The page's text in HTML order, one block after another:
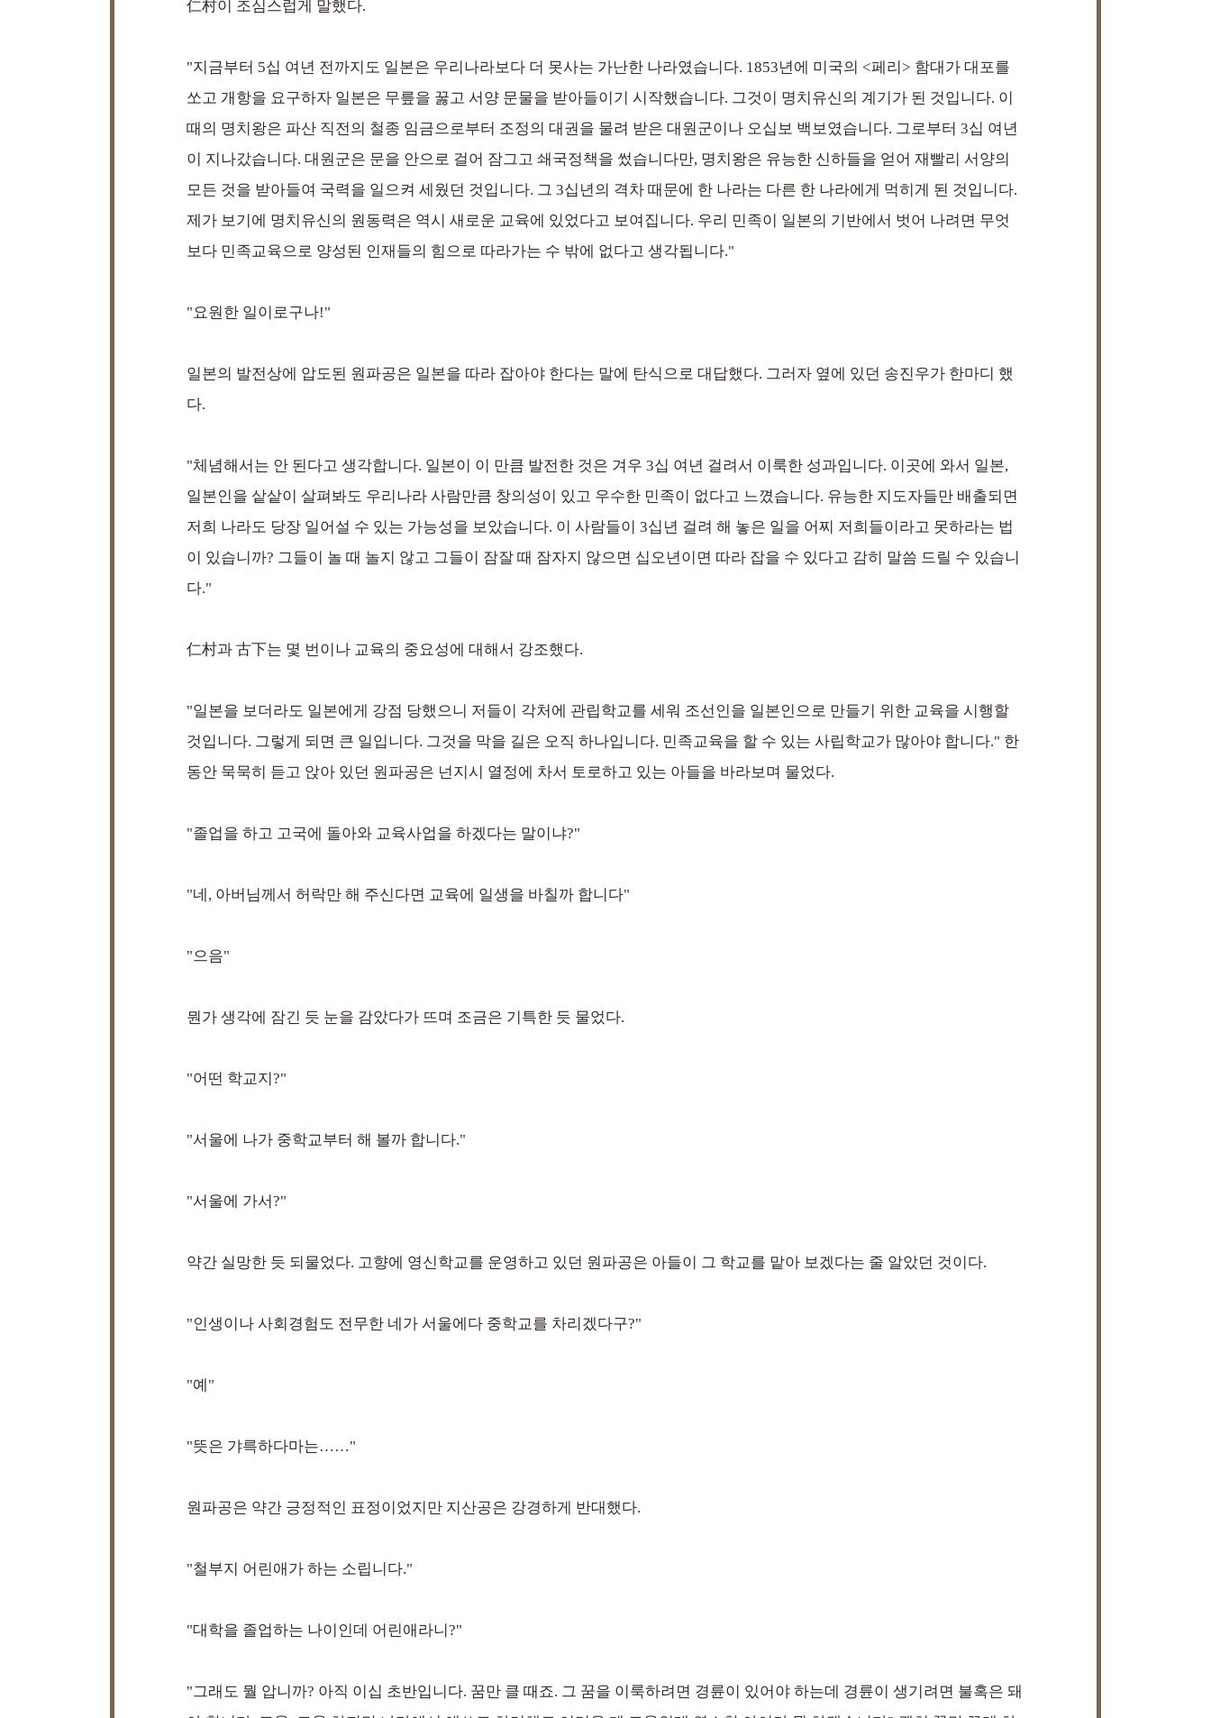
仁村이 조심스럽게 말했다.
"지금부터 5십 여년 전까지도 일본은 우리나라보다 더 못사는 가난한 나라였습니다. 1853년에 미국의 <페리> 함대가 대포를
쏘고 개항을 요구하자 일본은 무릎을 꿇고 서양 문물을 받아들이기 시작했습니다. 그것이 명치유신의 계기가 된 것입니다. 이
때의 명치왕은 파산 직전의 철종 임금으로부터 조정의 대권을 물려 받은 대원군이나 오십보 백보였습니다. 그로부터 3십 여년
이 지나갔습니다. 대원군은 문을 안으로 걸어 잠그고 쇄국정책을 썼습니다만, 명치왕은 유능한 신하들을 얻어 재빨리 서양의
모든 것을 받아들여 국력을 일으켜 세웠던 것입니다. 그 3십년의 격차 때문에 한 나라는 다른 한 나라에게 먹히게 된 것입니다.
제가 보기에 명치유신의 원동력은 역시 새로운 교육에 있었다고 보여집니다. 우리 민족이 일본의 기반에서 벗어 나려면 무엇
보다 민족교육으로 양성된 인재들의 힘으로 따라가는 수 밖에 없다고 생각됩니다."
"요원한 일이로구나!"
일본의 발전상에 압도된 원파공은 일본을 따라 잡아야 한다는 말에 탄식으로 대답했다. 그러자 옆에 있던 송진우가 한마디 했
다.
"체념해서는 안 된다고 생각합니다. 일본이 이 만큼 발전한 것은 겨우 3십 여년 걸려서 이룩한 성과입니다. 이곳에 와서 일본,
일본인을 샅샅이 살펴봐도 우리나라 사람만큼 창의성이 있고 우수한 민족이 없다고 느꼈습니다. 유능한 지도자들만 배출되면
저희 나라도 당장 일어설 수 있는 가능성을 보았습니다. 이 사람들이 3십년 걸려 해 놓은 일을 어찌 저희들이라고 못하라는 법
이 있습니까? 그들이 놀 때 놀지 않고 그들이 잠잘 때 잠자지 않으면 십오년이면 따라 잡을 수 있다고 감히 말씀 드릴 수 있습니
다."
仁村과 古下는 몇 번이나 교육의 중요성에 대해서 강조했다.
"일본을 보더라도 일본에게 강점 당했으니 저들이 각처에 관립학교를 세워 조선인을 일본인으로 만들기 위한 교육을 시행할
것입니다. 그렇게 되면 큰 일입니다. 그것을 막을 길은 오직 하나입니다. 민족교육을 할 수 있는 사립학교가 많아야 합니다." 한
동안 묵묵히 듣고 앉아 있던 원파공은 넌지시 열정에 차서 토로하고 있는 아들을 바라보며 물었다.
"졸업을 하고 고국에 돌아와 교육사업을 하겠다는 말이냐?"
"네, 아버님께서 허락만 해 주신다면 교육에 일생을 바칠까 합니다"
"으음"
뭔가 생각에 잠긴 듯 눈을 감았다가 뜨며 조금은 기특한 듯 물었다.
"어떤 학교지?"
"서울에 나가 중학교부터 해 볼까 합니다."
"서울에 가서?"
약간 실망한 듯 되물었다. 고향에 영신학교를 운영하고 있던 원파공은 아들이 그 학교를 맡아 보겠다는 줄 알았던 것이다.
"인생이나 사회경험도 전무한 네가 서울에다 중학교를 차리겠다구?"
"예"
"뜻은 갸륵하다마는……"
원파공은 약간 긍정적인 표정이었지만 지산공은 강경하게 반대했다.
"철부지 어린애가 하는 소립니다."
"대학을 졸업하는 나이인데 어린애라니?"
"그래도 뭘 압니까? 아직 이십 초반입니다. 꿈만 클 때죠. 그 꿈을 이룩하려면 경륜이 있어야 하는데 경륜이 생기려면 불혹은 돼